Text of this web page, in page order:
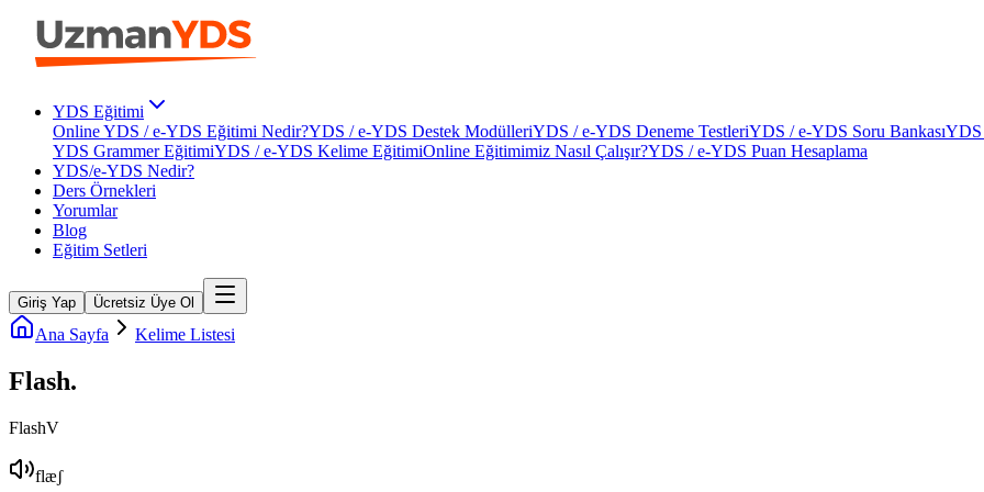
YDS Eğitimi
Online YDS / e-YDS Eğitimi Nedir?YDS / e-YDS Destek ModülleriYDS / e-YDS Deneme TestleriYDS / e-YDS Soru BankasıYDS
YDS Grammer EğitimiYDS / e-YDS Kelime EğitimiOnline Eğitimimiz Nasıl Çalışır?YDS / e-YDS Puan Hesaplama
YDS/e-YDS Nedir?
Ders Örnekleri
Yorumlar
Blog
Eğitim Setleri
Giriş Yap Ücretsiz Üye Ol
Ana Sayfa Kelime Listesi
Flash.
FlashV
flæʃ